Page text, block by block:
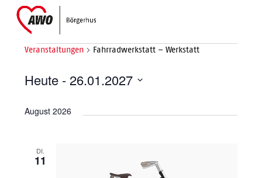
SkipOpen
mobile
menu
Close
mobile
menu
V
e
r
Veranstaltungen Fahrradwerkstatt – Werkstatt
Heute - 26.01.2027
wählen.
August 2026
DI.
11